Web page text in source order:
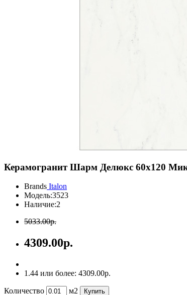
Керамогранит Шарм Делюкс 60х120
Brands Italon
Модель:3523
Наличие:2
5033.00р.
4309.00р.
1.44 или более: 4309.00р.
Количество м2 Купить